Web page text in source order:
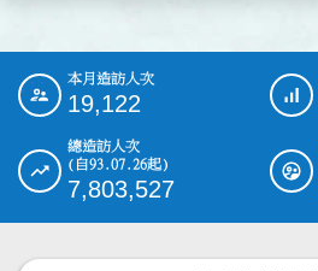
::: 本月造訪人次
19,122
總造訪人次
(自93.07.26起)
7,803,527